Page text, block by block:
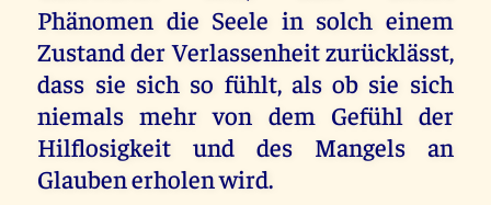
Phänomen die Seele in solch einem
Zustand der Verlassenheit zurücklässt,
dass sie sich so fühlt, als ob sie sich
niemals mehr von dem Gefühl der
Hilflosigkeit und des Mangels an
Glauben erholen wird.